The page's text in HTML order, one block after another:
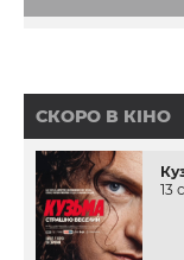
СКОРО В КІНО
13